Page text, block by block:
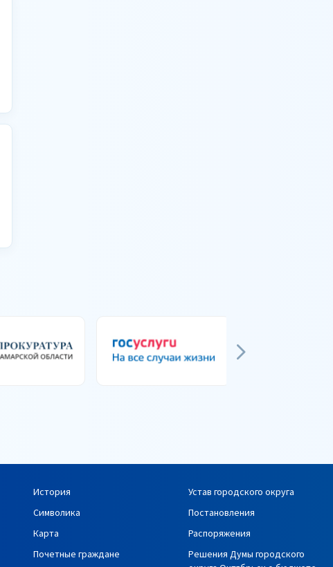
История
Символика
Карта
Почетные граждане
Устав городского округа
Постановления
Распоряжения
Решения Думы городского